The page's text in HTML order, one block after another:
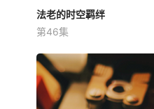
法老的时空羁绊
未知
法老的时空羁绊
第46集